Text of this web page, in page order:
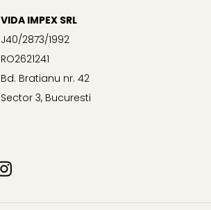
VIDA IMPEX SRL
J40/2873/1992
RO2621241
Bd. Bratianu nr. 42
Sector 3, Bucuresti